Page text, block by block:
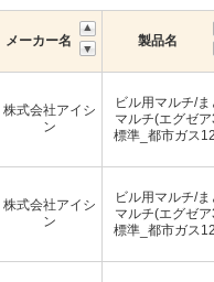
メーカー名 製品名
株式会社アイシ
ン
ビル用マルチ/ま
マルチ(エグゼ
標準_都市ガス
株式会社アイシ
ン
ビル用マルチ/ま
マルチ(エグゼ
標準_都市ガス